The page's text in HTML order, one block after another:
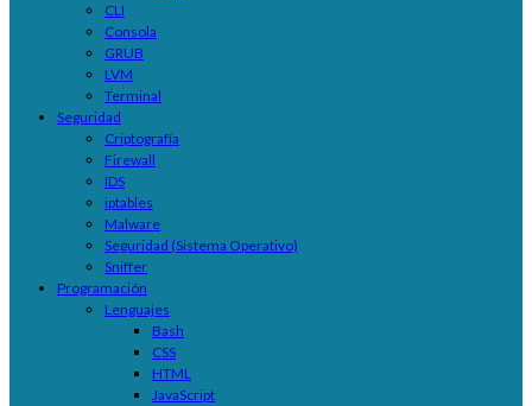
CLI
Consola
GRUB
LVM
Terminal
Seguridad
Criptografía
Firewall
IDS
iptables
Malware
Seguridad (Sistema Operativo)
Sniffer
Programación
Lenguajes
Bash
CSS
HTML
JavaScript